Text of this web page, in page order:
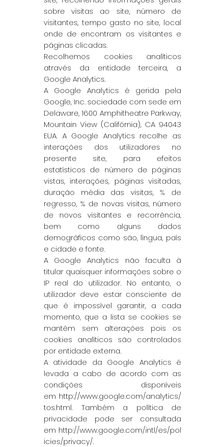
sobre visitas ao site, número de
visitantes, tempo gasto no site, local
onde de encontram os visitantes e
páginas clicadas.
Recolhemos cookies analíticos
através da entidade terceira, a
Google Analytics.
A Google Analytics é gerida pela
Google, Inc. sociedade com sede em
Delaware, 1600 Amphitheatre Parkway,
Mountain View (Califórnia), CA 94043
EUA. A Google Analytics recolhe as
interações dos utilizadores no
presente site, para efeitos
estatísticos de número de páginas
vistas, interações, páginas visitadas,
duração média das visitas, % de
regresso, % de novas visitas, número
de novos visitantes e recorrência,
bem como alguns dados
demográficos como são, língua, país
e cidade e fonte.
A Google Analytics não faculta à
titular quaisquer informações sobre o
IP real do utilizador. No entanto, o
utilizador deve estar consciente de
que é impossível garantir, a cada
momento, que a lista se cookies se
mantém sem alterações pois os
cookies analíticos são controlados
por entidade externa.
A atividade da Google Analytics é
levada a cabo de acordo com as
condições disponíveis
em http://www.google.com/analytics/
tos.html. Também a política de
privacidade pode ser consultada
em http://www.google.com/intl/es/pol
icies/privacy/.